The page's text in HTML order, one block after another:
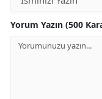
Yorum Yazın (500